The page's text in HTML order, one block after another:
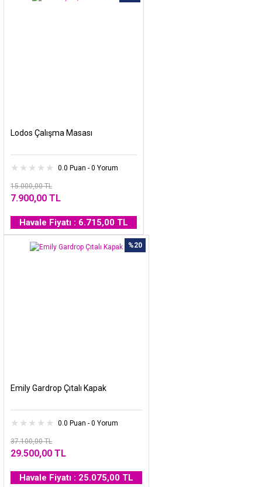
Lodos Çalışma Masası
0.0 Puan - 0 Yorum
15.000,00 TL
7.900,00 TL
Havale Fiyatı : 6.715,00 TL
%20
Emily Gardrop Çıtalı Kapak
0.0 Puan - 0 Yorum
37.100,00 TL
29.500,00 TL
Havale Fiyatı : 25.075,00 TL